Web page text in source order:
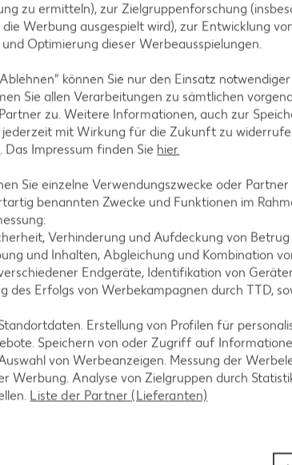
XTRA **
MILRAM
Körniger Frischkäse
je 200-g-Packg.
-23%
1.29
1.69
Mit Kaufland Card XTRA **
-34%
1.11
zu ermitteln), zur Zielgruppenforschung
Werbung ausgespielt wird), zur Entwicklung
Optimierung dieser Werbeausspielungen.
können Sie nur den Einsatz
Sie allen Verarbeitungen zu sämtlichen
zu. Weitere Informationen, auch zur
jederzeit mit Wirkung für die Zukunft zu
. Das Impressum finden Sie hier.
Sie einzelne Verwendungszwecke oder
benannten Zwecke und Funktionen im
Verhinderung und Aufdeckung von
und Inhalten, Abgleichung und Kombination
Endgeräte, Identifikation von
des Erfolgs von Werbekampagnen durch TTD,
Erstellung von Profilen für
Speichern von oder Zugriff auf
von Werbeanzeigen. Messung der
Werbung. Analyse von Zielgruppen durch
Liste der Partner (Lieferanten)